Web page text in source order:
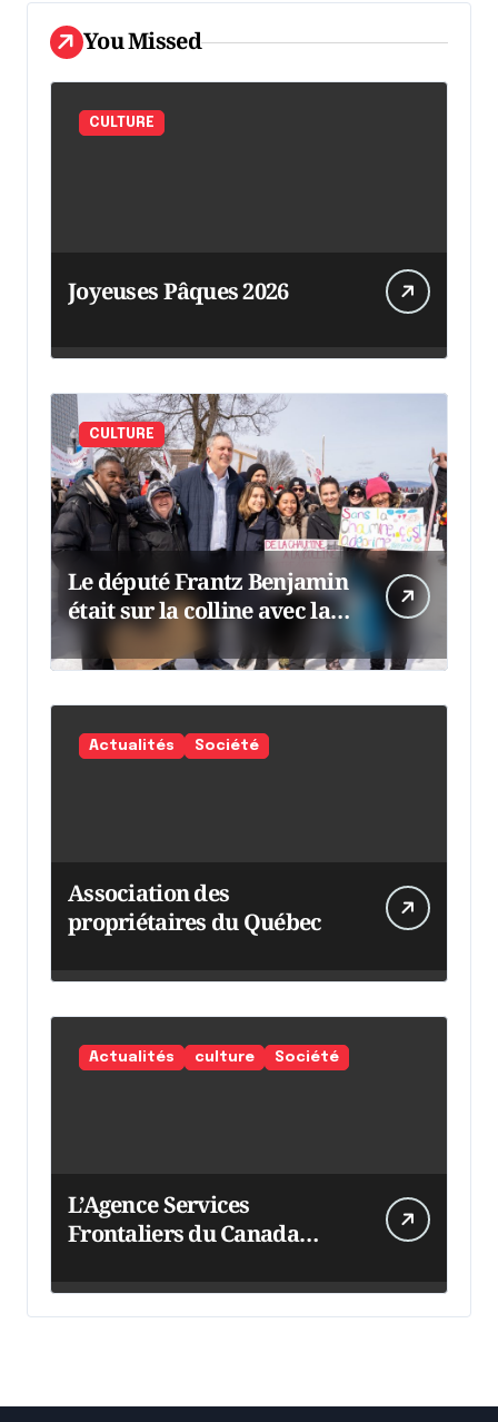
You Missed
CULTURE
Joyeuses Pâques 2026
CULTURE
Le député Frantz Benjamin
était sur la colline avec la
chaumine
Actualités Société
Association des
propriétaires du Québec
Actualités culture Société
L’Agence Services
Frontaliers du Canada